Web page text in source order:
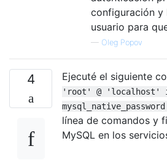
configuración y
usuario para
— Oleg Popov
4 Ejecuté el siguiente
'root' @ 'localhost'
línea de comandos y
MySQL en los